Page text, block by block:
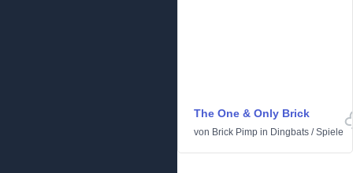
The One & Only Brick
von Brick Pimp in Dingbats /Spiele